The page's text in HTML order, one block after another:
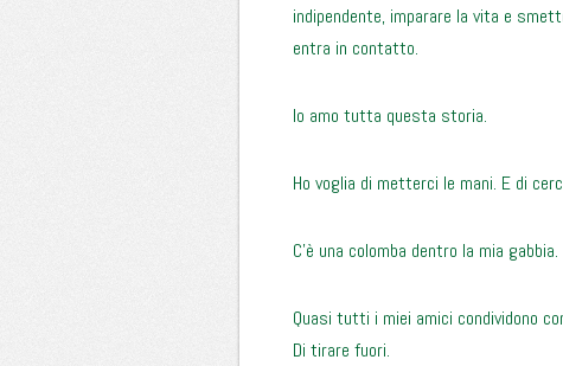
indipendente, imparare la vita e
entra in contatto.
Io amo tutta questa storia.
Ho voglia di metterci le mani. E di
C’è una colomba dentro la mia
Quasi tutti i miei amici condividono
Di tirare fuori.